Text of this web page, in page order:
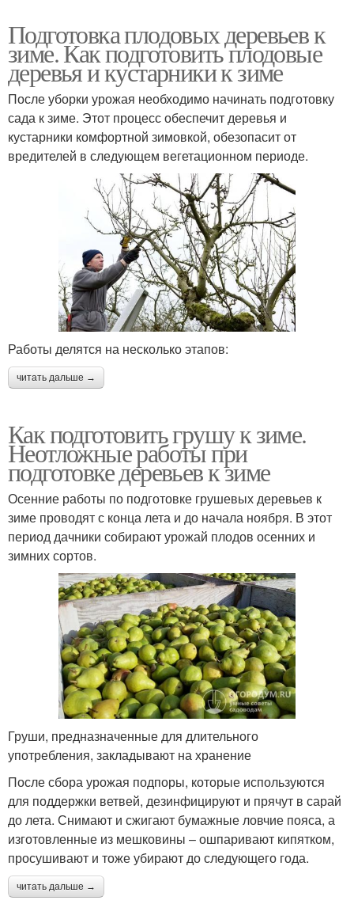
Подготовка плодовых деревьев к
зиме. Как подготовить плодовые
деревья и кустарники к зиме
После уборки урожая необходимо начинать подготовку
сада к зиме. Этот процесс обеспечит деревья и
кустарники комфортной зимовкой, обезопасит от
вредителей в следующем вегетационном периоде.
Работы делятся на несколько этапов:
читать дальше →
Как подготовить грушу к зиме.
Неотложные работы при
подготовке деревьев к зиме
Осенние работы по подготовке грушевых деревьев к
зиме проводят с конца лета и до начала ноября. В этот
период дачники собирают урожай плодов осенних и
зимних сортов.
Груши, предназначенные для длительного
употребления, закладывают на хранение
После сбора урожая подпоры, которые используются
для поддержки ветвей, дезинфицируют и прячут в сарай
до лета. Снимают и сжигают бумажные ловчие пояса, а
изготовленные из мешковины – ошпаривают кипятком,
просушивают и тоже убирают до следующего года.
читать дальше →